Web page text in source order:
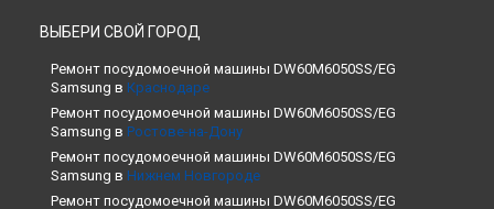
ВЫБЕРИ СВОЙ ГОРОД
Ремонт посудомоечной машины DW60M6050SS/EG
Samsung в Краснодаре
Ремонт посудомоечной машины DW60M6050SS/EG
Samsung в Ростове-на-Дону
Ремонт посудомоечной машины DW60M6050SS/EG
Samsung в Нижнем Новгороде
Ремонт посудомоечной машины DW60M6050SS/EG